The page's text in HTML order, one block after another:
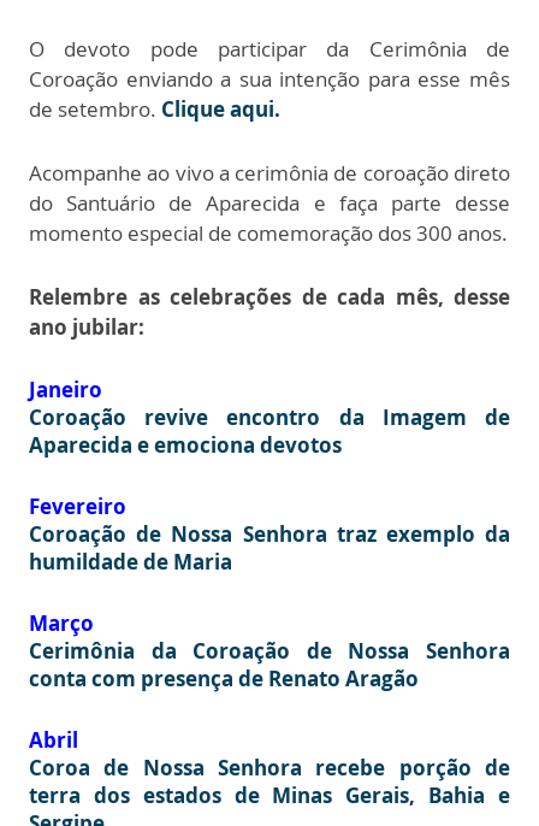
O devoto pode participar da Cerimônia de
Coroação enviando a sua intenção para esse mês
de setembro. Clique aqui.
Acompanhe ao vivo a cerimônia de coroação direto
do Santuário de Aparecida e faça parte desse
momento especial de comemoração dos 300 anos.
Relembre as celebrações de cada mês, desse
ano jubilar:
Janeiro
Coroação revive encontro da Imagem de
Aparecida e emociona devotos
Fevereiro
Coroação de Nossa Senhora traz exemplo da
humildade de Maria
Março
Cerimônia da Coroação de Nossa Senhora
conta com presença de Renato Aragão
Abril
Coroa de Nossa Senhora recebe porção de
terra dos estados de Minas Gerais, Bahia e